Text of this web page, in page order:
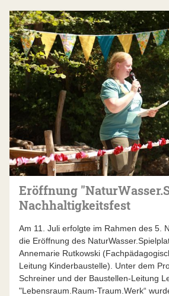
Eröffnung
Nachhaltigkeitsfest
Am 11. Juli erfolgte im Rahmen des 5.
die Eröffnung des
Annemarie Rutkowski
Leitung Kinderbaustelle). Unter dem
Schreiner und der Baustellen-Leitung
"Lebensraum.Raum-Traum.Werk“